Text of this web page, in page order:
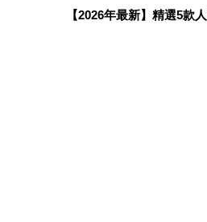
【2026年最新】精選5款